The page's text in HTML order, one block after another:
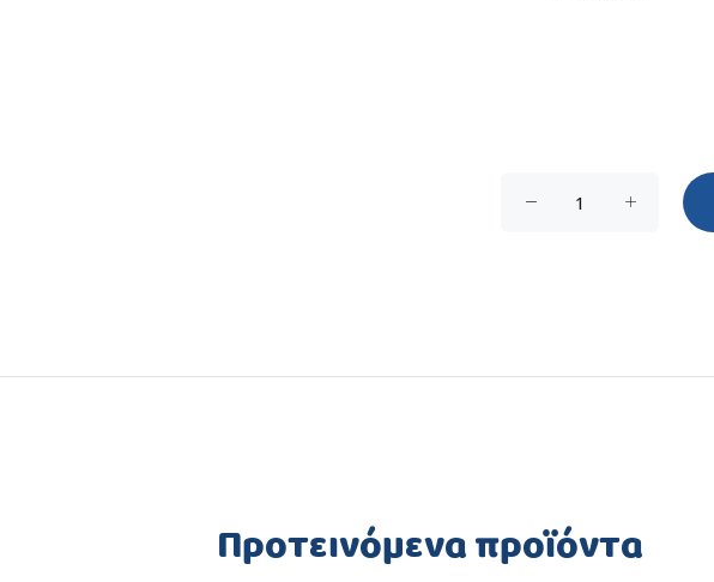
Προτεινόμενα προϊόντα